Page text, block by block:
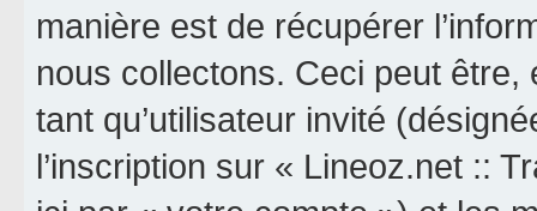
manière est de récupérer
nous collectons. Ceci peut être,
tant qu’utilisateur invité
l’inscription sur « Lineoz.net ::